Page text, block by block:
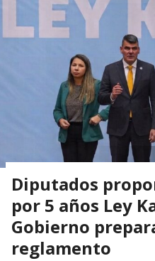
Diputados
por 5 años Ley
Gobierno
reglamento